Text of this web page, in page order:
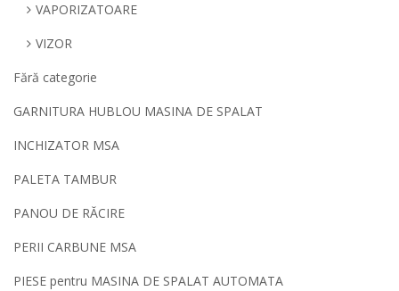
VAPORIZATOARE
VIZOR
Fără categorie
GARNITURA HUBLOU MASINA DE SPALAT
INCHIZATOR MSA
PALETA TAMBUR
PANOU DE RĂCIRE
PERII CARBUNE MSA
PIESE pentru MASINA DE SPALAT AUTOMATA